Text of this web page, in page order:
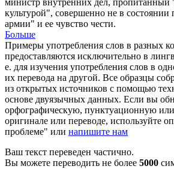
министр внутренних дел, пропитанный
культурой", совершенно не в состоянии
армии" и ее чувство чести.
Больше
Примеры употребления слов в разных
предоставляются исключительно в
е. для изучения употребления слов в
их перевода на другой. Все образцы
из открытых источников с помощью
основе двуязычных данных. Если вы
орфографическую, пунктуационную
оригинале или переводе, используйте
проблеме" или напишите нам
Ваш текст переведен частично.
Вы можете переводить не более 5000